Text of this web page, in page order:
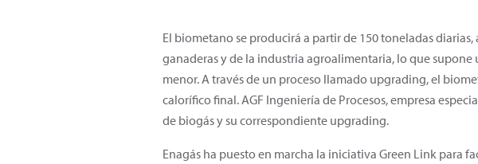
El biometano se producirá a partir de 150 toneladas
ganaderas y de la industria agroalimentaria, lo que
menor. A través de un proceso llamado upgrading, el
calorífico final. AGF Ingeniería de Procesos, empresa
de biogás y su correspondiente upgrading.
Enagás ha puesto en marcha la iniciativa Green Link para